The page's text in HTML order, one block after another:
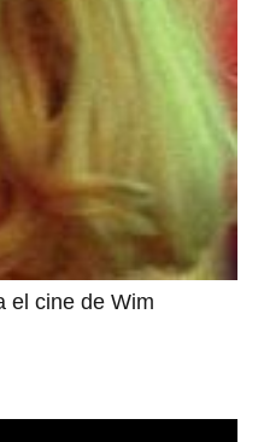
el cine de Wim